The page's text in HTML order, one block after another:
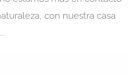
con nuestra casa